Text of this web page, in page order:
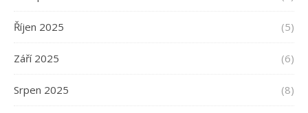
Říjen 2025 (5)
Září 2025 (6)
Srpen 2025 (8)